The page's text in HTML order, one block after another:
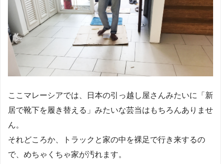
ここマレーシアでは、日本の引っ越し屋さんみたいに「新
居で靴下を履き替える」みたいな芸当はもちろんありませ
ん。
それどころか、トラックと家の中を裸足で行き来するの
で、めちゃくちゃ家が汚れます。